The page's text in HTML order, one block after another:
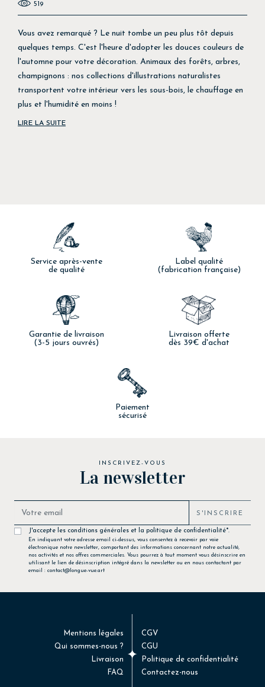
519
Vous avez remarqué ? Le nuit tombe un peu plus tôt depuis
quelques temps. C'est l'heure d'adopter les douces couleurs de
l'automne pour votre décoration. Animaux des forêts, arbres,
champignons : nos collections d'illustrations naturalistes
transportent votre intérieur vers les sous-bois, le chauffage en
plus et l'humidité en moins !
LIRE LA SUITE
Service après-vente
de qualité
Label qualité
(fabrication française)
Garantie de livraison
(3-5 jours ouvrés)
Livraison offerte
dès 39€ d'achat
Paiement
sécurisé
INSCRIVEZ-VOUS
La newsletter
S'INSCRIRE
J'accepte les conditions générales et la politique de confidentialité*.
En indiquant votre adresse email ci-dessus, vous consentez à recevoir par voie
électronique notre newsletter, comportant des informations concernant notre actualité,
nos activités et nos offres commerciales. Vous pourrez à tout moment vous désinscrire en
utilisant le lien de désinscription intégré dans la newsletter ou en nous contactant par
email : contact@longue-vue.art
Mentions légales
Qui sommes-nous ?
Livraison
FAQ
CGV
CGU
Politique de confidentialité
Contactez-nous